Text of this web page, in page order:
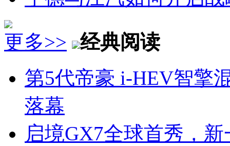
更多>>
经典阅读
第5代帝豪 i-HEV智擎
落幕
启境GX7全球首秀，